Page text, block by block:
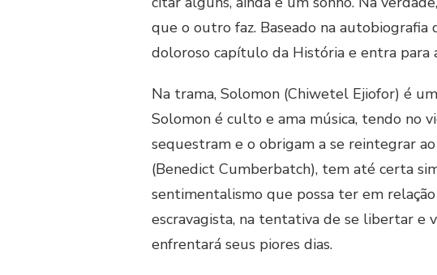
que o outro faz. Baseado na
doloroso capítulo da História e entra
Na trama, Solomon (Chiwetel Ejiofor) é
Solomon é culto e ama música, tendo no
sequestram e o obrigam a se reintegrar
(Benedict Cumberbatch), tem até certa
sentimentalismo que possa ter em
escravagista, na tentativa de se libertar e
enfrentará seus piores dias.